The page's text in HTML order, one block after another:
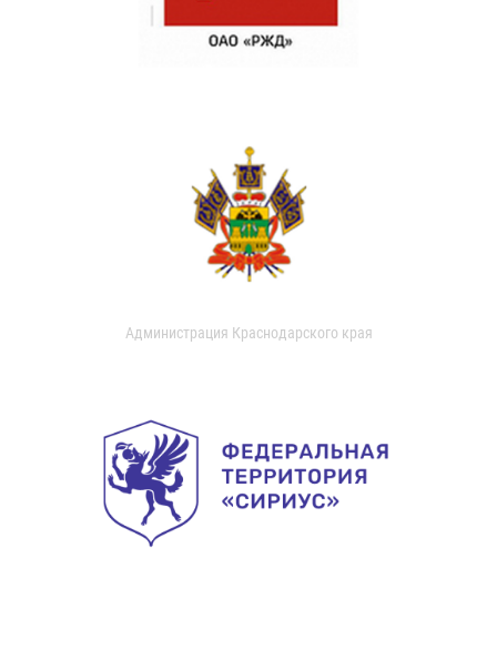
Администрация Краснодарского края